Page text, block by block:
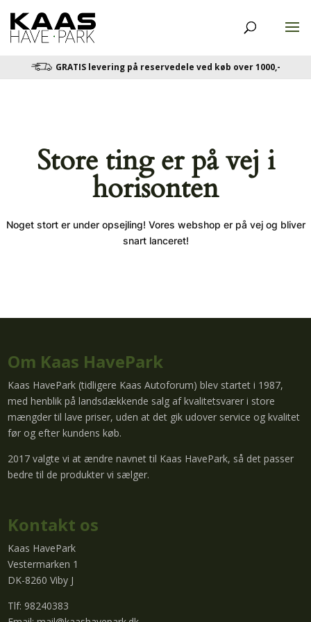
GRATIS levering på reservedele ved køb over 1000,-
Store ting er på vej i
horisonten
Noget stort er under opsejling! Vores webshop er på vej og bliver
snart lanceret!
Om Kaas HavePark
Kaas HavePark (tidligere Kaas Autoforum) blev startet i 1987,
med henblik på landsdækkende salg af kvalitetsvarer i store
mængder til lave priser, uden at det gik udover service og kvalitet
før og efter kundens køb.
2017 valgte vi at ændre navnet til Kaas HavePark, så det passer
bedre til de produkter vi sælger.
Kontakt os
Kaas HavePark
Vestermarken 1
DK-8260 Viby J
Tlf: 98240383